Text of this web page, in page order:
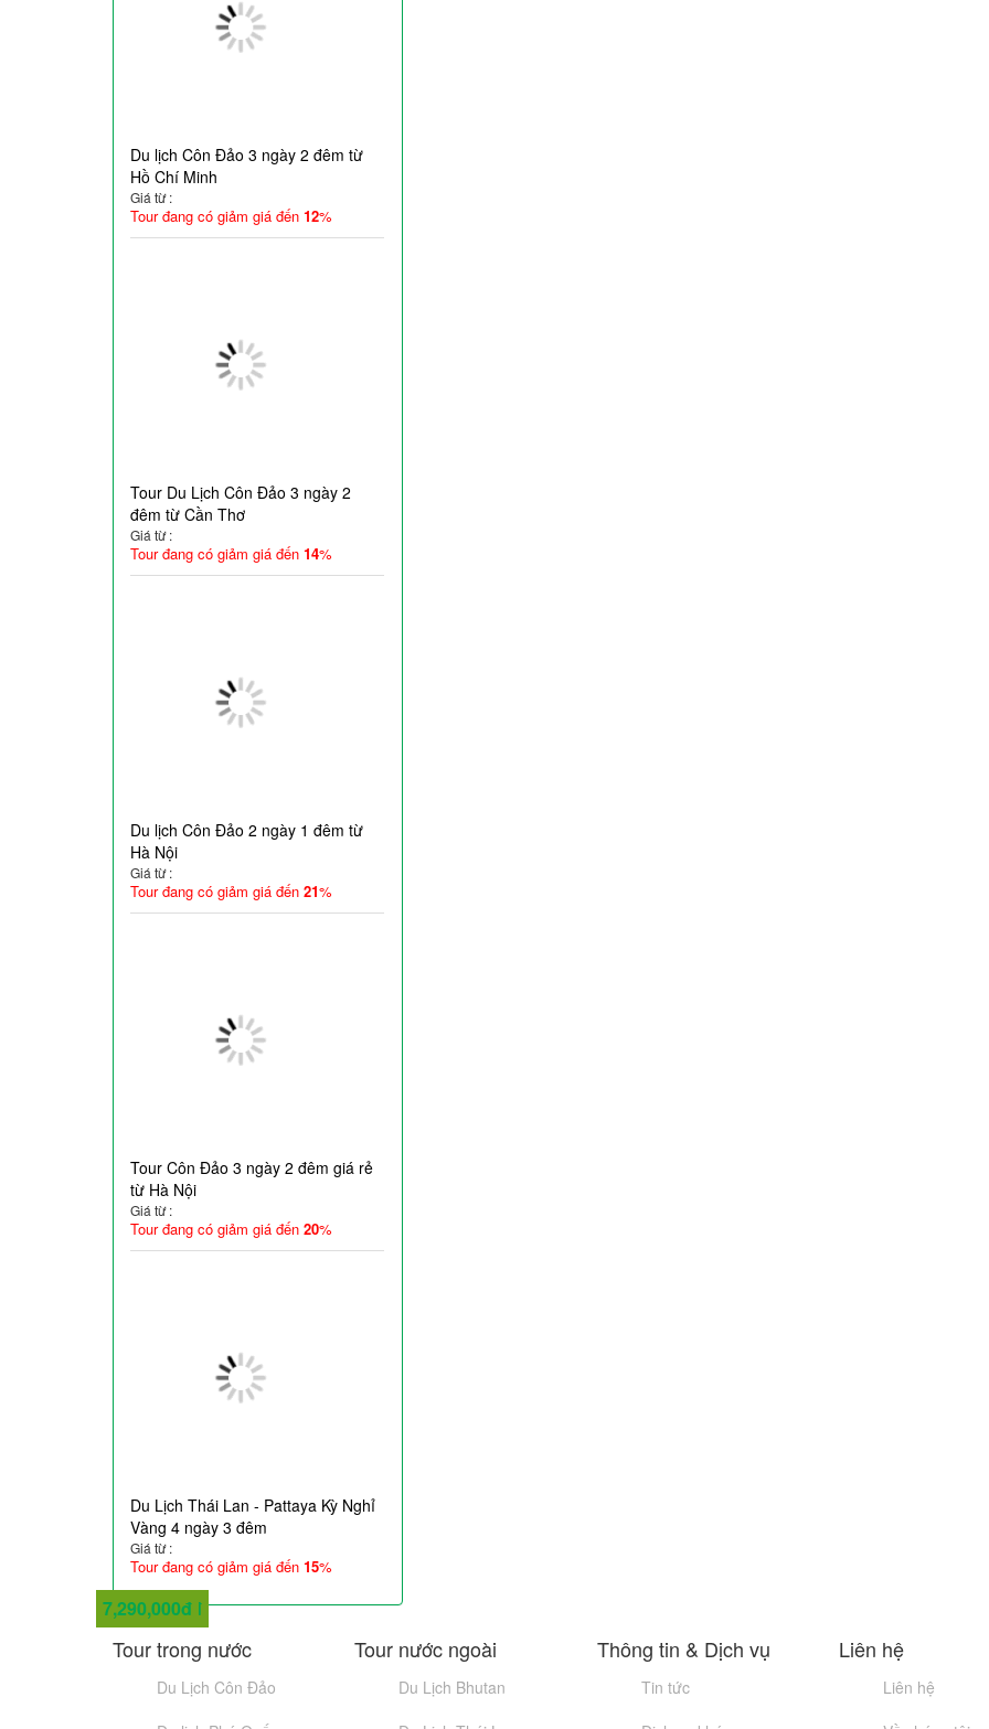
2,290,000đ
2,950,000đ
4,790,000đ
Du lịch Côn Đảo 3 ngày 2 đêm từ
Hồ Chí Minh
Giá từ :
6,590,000đ
Tour đang có giảm giá đến 12%
Tour Du Lịch Côn Đảo 3 ngày 2
đêm từ Cần Thơ
Giá từ :
5,990,000đ
Tour đang có giảm giá đến 14%
Du lịch Côn Đảo 2 ngày 1 đêm từ
Hà Nội
Giá từ :
9,290,000đ
Tour đang có giảm giá đến 21%
Tour Côn Đảo 3 ngày 2 đêm giá rẻ
từ Hà Nội
Giá từ :
10,290,000đ
Tour đang có giảm giá đến 20%
Du Lịch Thái Lan - Pattaya Kỳ Nghỉ
Vàng 4 ngày 3 đêm
Giá từ :
7,290,000đ
Tour đang có giảm giá đến 15%
Tour trong nước
Du Lịch Côn Đảo
Tour nước ngoài
Du Lịch Bhutan
Thông tin & Dịch vụ
Tin tức
Liên hệ
Liên hệ